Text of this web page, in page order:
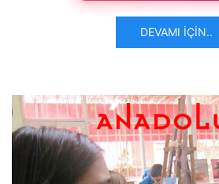
DEVAMI İÇIN..